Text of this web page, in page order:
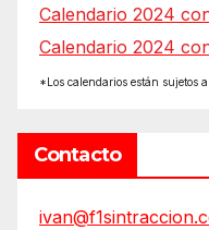
Calendario 2024
Calendario 2024
*Los calendarios están sujetos
Contacto